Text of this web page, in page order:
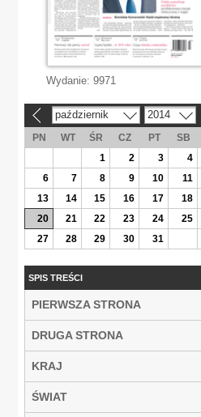
Wydanie: 9971
październik 2014
PN WT ŚR CZ PT SB
1
2 3 4
6
7 8 9 10 11
13
14 15 16 17 18
20
21 22 23 24 25
27
28 29 30 31
SPIS TREŚCI
PIERWSZA STRONA
DRUGA STRONA
KRAJ
ŚWIAT